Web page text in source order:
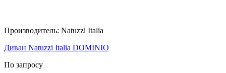
Производитель: Natuzzi Italia
Диван Natuzzi Italia DOMINIO
По запросу